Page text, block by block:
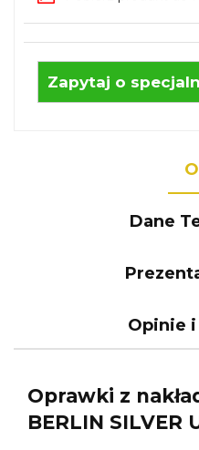
Zapytaj o
Dane
Opinie
Oprawki z
BERLIN SILVER